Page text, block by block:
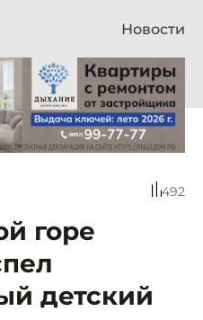
Новости
492
горе
детский